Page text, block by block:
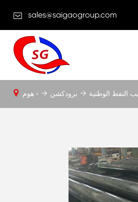
sales@saigaogroup.com
هوم › برودكشن النفط الوطنية